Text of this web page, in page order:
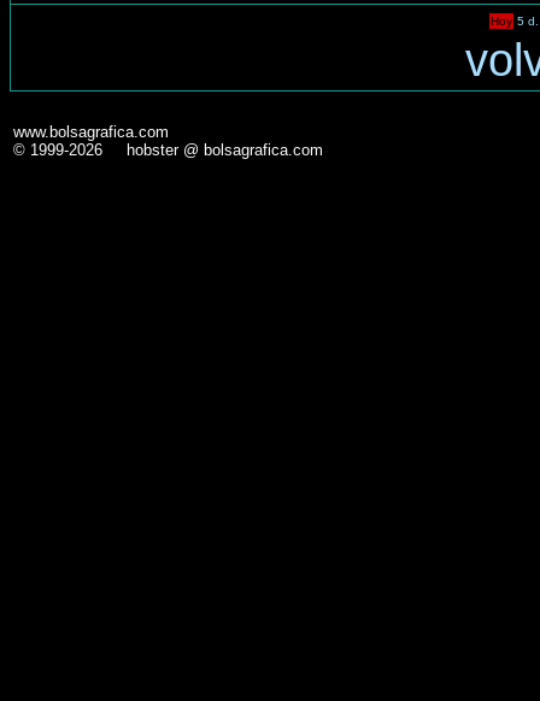
Hoy 5 d.
www.bolsagrafica.com
© 1999-2026 hobster @ bolsagrafica.com